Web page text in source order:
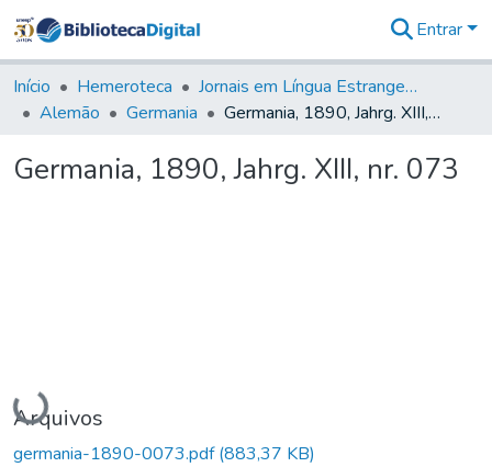
&
Coleções
Tudo na
Digital
Entrar
Início Hemeroteca
Jornais em Língua Estrangeira
Alemão
Germania Germania, 1890, Jahrg. XIII, nr. 073
Germania, 1890, Jahrg. XIII, nr. 073
Carregando...
Arquivos
germania-1890-0073.pdf(883,37 KB)